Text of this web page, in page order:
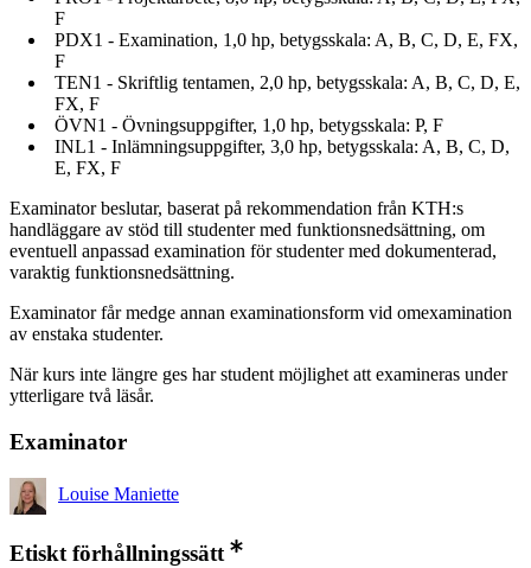
F
PDX1 - Examination, 1,0 hp, betygsskala: A, B, C, D, E, FX,
F
TEN1 - Skriftlig tentamen, 2,0 hp, betygsskala: A, B, C, D, E,
FX, F
ÖVN1 - Övningsuppgifter, 1,0 hp, betygsskala: P, F
INL1 - Inlämningsuppgifter, 3,0 hp, betygsskala: A, B, C, D,
E, FX, F
Examinator beslutar, baserat på rekommendation från KTH:s
handläggare av stöd till studenter med funktionsnedsättning, om
eventuell anpassad examination för studenter med dokumenterad,
varaktig funktionsnedsättning.
Examinator får medge annan examinationsform vid omexamination
av enstaka studenter.
När kurs inte längre ges har student möjlighet att examineras under
ytterligare två läsår.
Examinator
Louise Maniette
Etiskt förhållningssätt